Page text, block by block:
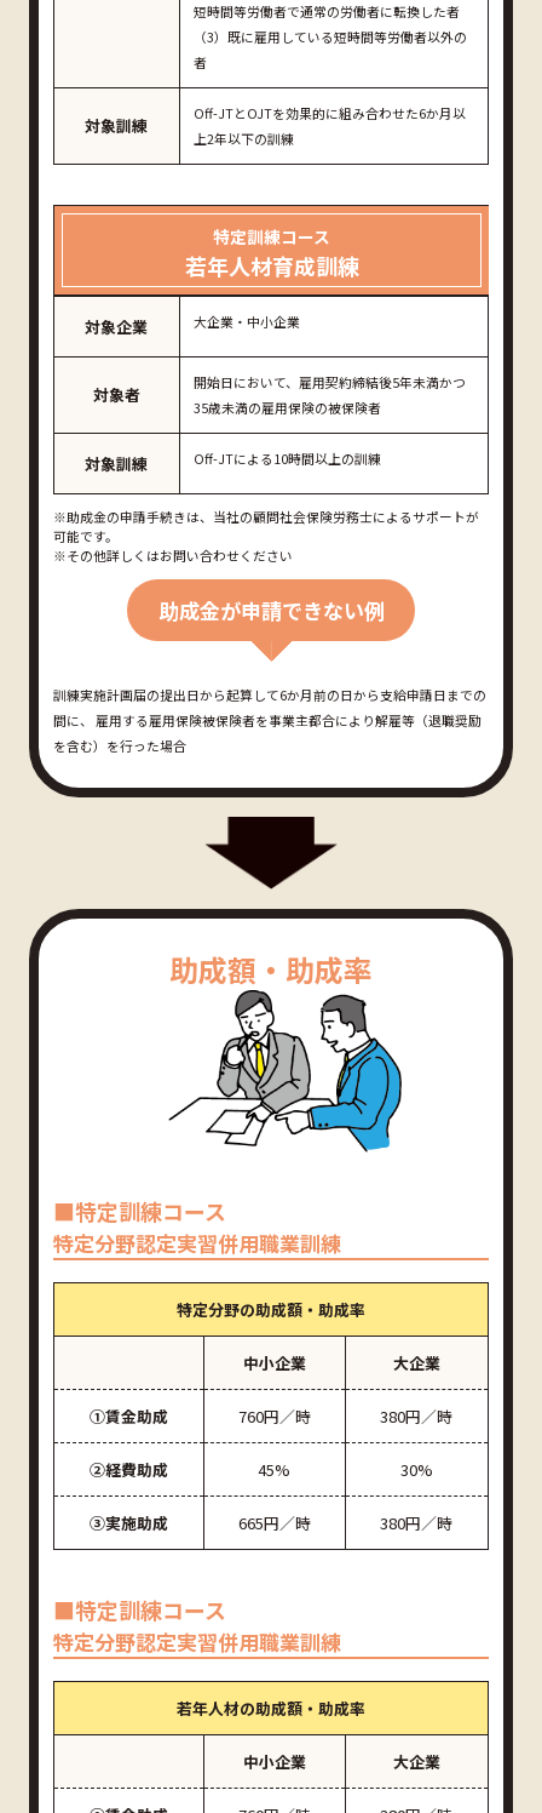
短時間等労働者で通常の労働者に転換した者
（3）既に雇用している短時間等労働者以外の
者
対象訓練
Off-JTとOJTを効果的に組み合わせた6か月以
上2年以下の訓練
特定訓練コース
若年人材育成訓練
対象企業 大企業・中小企業
対象者
開始日において、雇用契約締結後5年未満かつ
35歳未満の雇用保険の被保険者
対象訓練 Off-JTによる10時間以上の訓練
※助成金の申請手続きは、当社の顧問社会保険労務士によるサポートが
可能です。
※その他詳しくはお問い合わせください
助成金が申請できない例
訓練実施計画届の提出日から起算して6か月前の日から支給申請日までの
間に、 雇用する雇用保険被保険者を事業主都合により解雇等（退職奨励
を含む）を行った場合
助成額・助成率
■特定訓練コース
特定分野認定実習併用職業訓練
特定分野の助成額・助成率
中小企業 大企業
①賃金助成 760円／時 380円／時
②経費助成 45% 30%
③実施助成 665円／時 380円／時
■特定訓練コース
特定分野認定実習併用職業訓練
若年人材の助成額・助成率
中小企業 大企業